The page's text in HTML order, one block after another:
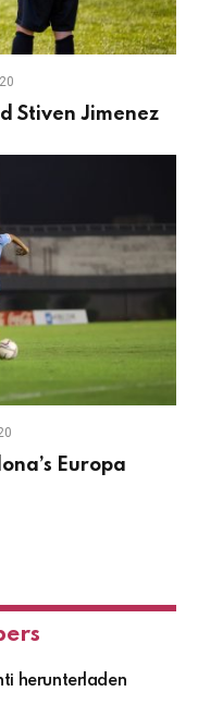
Stiven Jimenez
Europa
herunterladen